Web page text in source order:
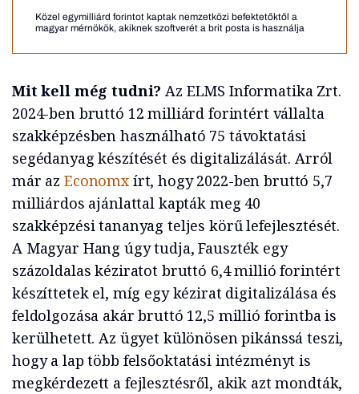
Közel egymilliárd forintot kaptak nemzetközi befektetőktől a
magyar mérnökök, akiknek szoftverét a brit posta is használja
Mit kell még tudni? Az ELMS Informatika Zrt.
2024-ben bruttó 12 milliárd forintért vállalta
szakképzésben használható 75 távoktatási
segédanyag készítését és digitalizálását. Arról
már az Economxírt, hogy 2022-ben bruttó 5,7
milliárdos ajánlattal kapták meg 40
szakképzési tananyag teljes körű lefejlesztését.
A Magyar Hang úgy tudja, Fauszték egy
százoldalas kéziratot bruttó 6,4 millió forintért
készíttetek el, míg egy kézirat digitalizálása és
feldolgozása akár bruttó 12,5 millió forintba is
kerülhetett. Az ügyet különösen pikánssá teszi,
hogy a lap több felsőoktatási intézményt is
megkérdezett a fejlesztésről, akik azt mondták,